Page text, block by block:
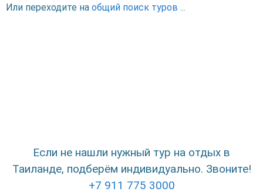
Или переходите на общий поиск туров ...
Если не нашли нужный тур на отдых в
Таиланде, подберём индивидуально. Звоните!
+7 911 775 3000